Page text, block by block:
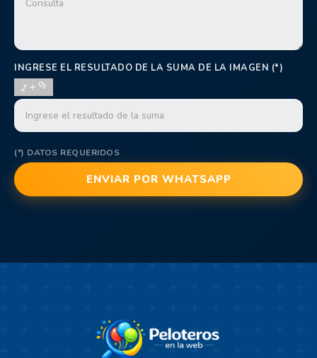
INGRESE EL RESULTADO DE LA SUMA DE LA IMAGEN (*)
(*) DATOS REQUERIDOS